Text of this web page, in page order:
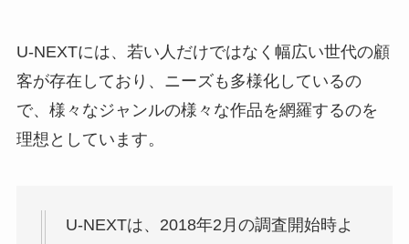
U-NEXTには、若い人だけではなく幅広い世代の顧
客が存在しており、ニーズも多様化しているの
で、様々なジャンルの様々な作品を網羅するのを
理想としています。
U-NEXTは、2018年2月の調査開始時よ